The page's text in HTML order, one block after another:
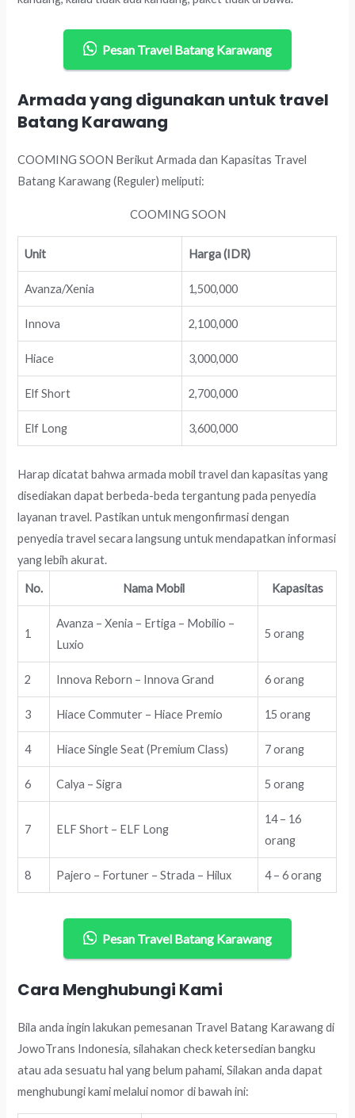
Pesan Travel Batang Karawang
Armada yang digunakan untuk travel
Batang Karawang
COOMING SOON Berikut Armada dan Kapasitas Travel
Batang Karawang (Reguler) meliputi:
COOMING SOON
Unit Harga (IDR)
Avanza/Xenia 1,500,000
Innova 2,100,000
Hiace 3,000,000
Elf Short 2,700,000
Elf Long 3,600,000
Harap dicatat bahwa armada mobil travel dan kapasitas yang
disediakan dapat berbeda-beda tergantung pada penyedia
layanan travel. Pastikan untuk mengonfirmasi dengan
penyedia travel secara langsung untuk mendapatkan informasi
yang lebih akurat.
No. Nama Mobil Kapasitas
1
Avanza – Xenia – Ertiga – Mobilio –
Luxio
5 orang
2 Innova Reborn – Innova Grand 6 orang
3 Hiace Commuter – Hiace Premio 15 orang
4 Hiace Single Seat (Premium Class) 7 orang
6 Calya – Sigra 5 orang
7 ELF Short – ELF Long
14 – 16
orang
8 Pajero – Fortuner – Strada – Hilux 4 – 6 orang
Pesan Travel Batang Karawang
Cara Menghubungi Kami
Bila anda ingin lakukan pemesanan Travel Batang Karawang di
JowoTrans Indonesia, silahakan check ketersedian bangku
atau ada sesuatu hal yang belum pahami, Silakan anda dapat
menghubungi kami melalui nomor di bawah ini: